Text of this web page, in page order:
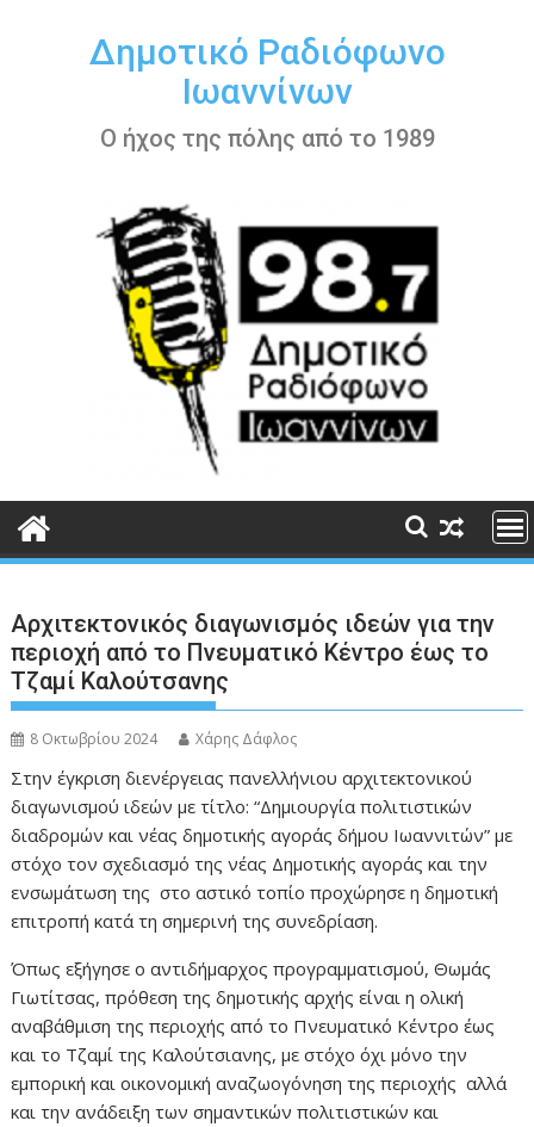
περιεχόμενοΔημοτικό Ραδιόφωνο
Ιωαννίνων
Ο ήχος της πόλης από το 1989
Αρχιτεκτονικός διαγωνισμός ιδεών για την
περιοχή από το Πνευματικό Κέντρο έως το
Τζαμί Καλούτσανης
8 Οκτωβρίου 2024 Χάρης Δάφλος
Στην έγκριση διενέργειας πανελλήνιου αρχιτεκτονικού
διαγωνισμού ιδεών με τίτλο: “Δημιουργία πολιτιστικών
διαδρομών και νέας δημοτικής αγοράς δήμου Ιωαννιτών” με
στόχο τον σχεδιασμό της νέας Δημοτικής αγοράς και την
ενσωμάτωση της στο αστικό τοπίο προχώρησε η δημοτική
επιτροπή κατά τη σημερινή της συνεδρίαση.
Όπως εξήγησε ο αντιδήμαρχος προγραμματισμού, Θωμάς
Γιωτίτσας, πρόθεση της δημοτικής αρχής είναι η ολική
αναβάθμιση της περιοχής από το Πνευματικό Κέντρο έως
και το Τζαμί της Καλούτσιανης, με στόχο όχι μόνο την
εμπορική και οικονομική αναζωογόνηση της περιοχής αλλά
και την ανάδειξη των σημαντικών πολιτιστικών και